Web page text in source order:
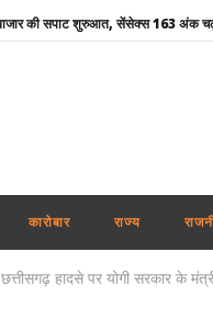
कारोबार राज्य
छत्तीसगढ़ हादसे पर योगी सरकार के